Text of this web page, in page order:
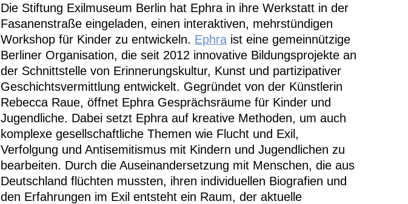
Die Stiftung Exilmuseum Berlin hat Ephra in ihre Werkstatt in der
Fasanenstraße eingeladen, einen interaktiven, mehrstündigen
Workshop für Kinder zu entwickeln. Ephra ist eine gemeinnützige
Berliner Organisation, die seit 2012 innovative Bildungsprojekte an
der Schnittstelle von Erinnerungskultur, Kunst und partizipativer
Geschichtsvermittlung entwickelt. Gegründet von der Künstlerin
Rebecca Raue, öffnet Ephra Gesprächsräume für Kinder und
Jugendliche. Dabei setzt Ephra auf kreative Methoden, um auch
komplexe gesellschaftliche Themen wie Flucht und Exil,
Verfolgung und Antisemitismus mit Kindern und Jugendlichen zu
bearbeiten. Durch die Auseinandersetzung mit Menschen, die aus
Deutschland flüchten mussten, ihren individuellen Biografien und
den Erfahrungen im Exil entsteht ein Raum, der aktuelle